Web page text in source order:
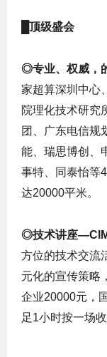
█顶级盛会
◎专业、权威，
家超算深圳中心
院理化技术研究
团、广东电信规
能、瑞思博创、
事特、同泰怡等
达20000平米。
◎技术讲座—
方位的技术交流
元化的宣传策略
企业20000元，
足1小时按一场收